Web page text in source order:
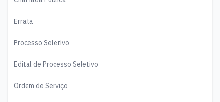
Errata
Processo Seletivo
Edital de Processo Seletivo
Ordem de Serviço